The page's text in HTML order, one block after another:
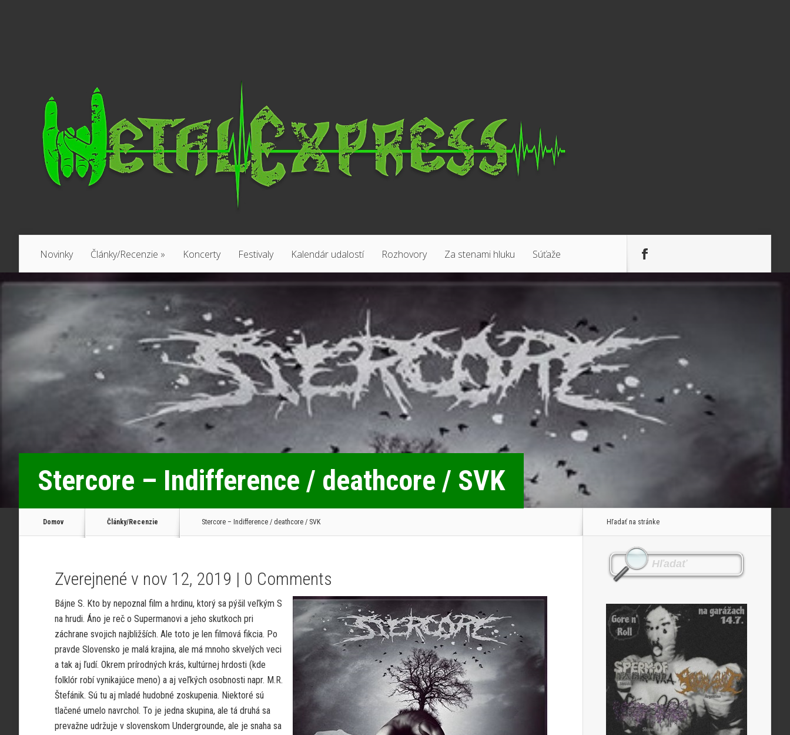
Novinky Články/Recenzie » Koncerty Festivaly Kalendár udalostí Rozhovory Za stenami hluku Súťaže
Stercore – Indifference / deathcore / SVK
Domov Články/Recenzie Stercore – Indifference / deathcore / SVK
Zverejnené v nov 12, 2019 | 0 Comments
Bájne S. Kto by nepoznal film a hrdinu, ktorý sa pýšil veľkým S
na hrudi. Áno je reč o Supermanovi a jeho skutkoch pri
záchrane svojich najbližších. Ale toto je len filmová fikcia. Po
pravde Slovensko je malá krajina, ale má mnoho skvelých veci
a tak aj ľudí. Okrem prírodných krás, kultúrnej hrdosti (kde
folklór robí vynikajúce meno) a aj veľkých osobnosti napr. M.R.
Štefánik. Sú tu aj mladé hudobné zoskupenia. Niektoré sú
tlačené umelo navrchol. To je jedna skupina, ale tá druhá sa
prevažne udržuje v slovenskom Undergrounde, ale je snaha sa
Hľadať na stránke